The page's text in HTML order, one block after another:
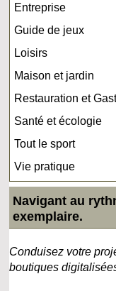
Entreprise
Guide de jeux
Loisirs
Maison et jardin
Restauration et
Santé et écologie
Tout le sport
Vie pratique
Navigant au
exemplaire.
Conduisez votre
boutiques